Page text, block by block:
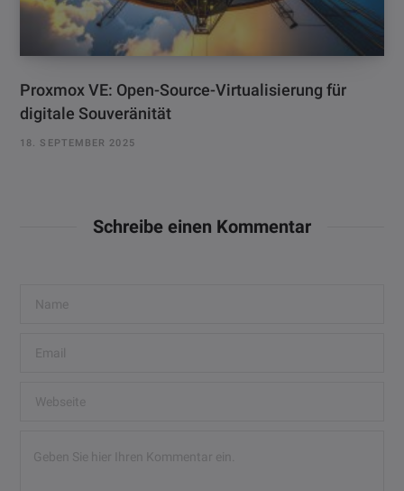
Proxmox VE: Open-Source-Virtualisierung für
digitale Souveränität
18. SEPTEMBER 2025
Schreibe einen Kommentar